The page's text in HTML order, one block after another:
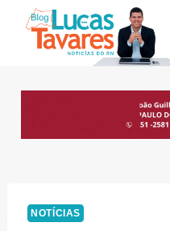
NOTÍCIAS